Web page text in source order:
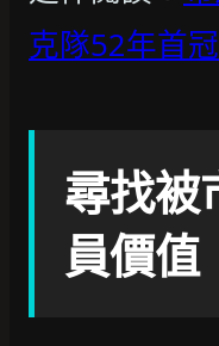
克隊52年首
尋找被
員價值